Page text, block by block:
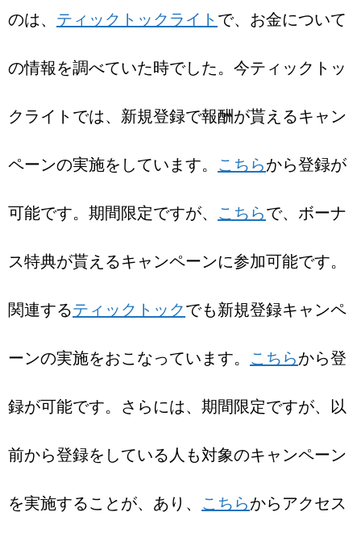
のは、 ティックトックライト で、お金について
の情報を調べていた時でした。今ティックトッ
クライトでは、新規登録で報酬が貰えるキャン
ペーンの実施をしています。 こちらから登録が
可能です。期間限定ですが、 こちらで、ボーナ
ス特典が貰えるキャンペーンに参加可能です。
関連するティックトックでも新規登録キャンペ
ーンの実施をおこなっています。 こちらから登
録が可能です。さらには、期間限定ですが、以
前から登録をしている人も対象のキャンペーン
を実施することが、あり、 こちらからアクセス